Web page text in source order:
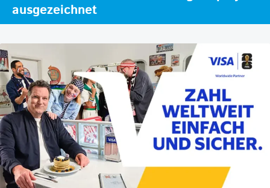
ausgezeichnet